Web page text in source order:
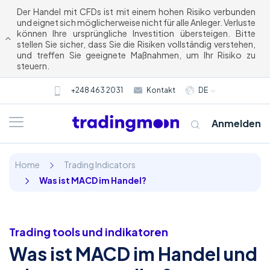
Der Handel mit CFDs ist mit einem hohen Risiko verbunden
und eignet sich möglicherweise nicht für alle Anleger. Verluste
können Ihre ursprüngliche Investition übersteigen. Bitte
stellen Sie sicher, dass Sie die Risiken vollständig verstehen,
und treffen Sie geeignete Maßnahmen, um Ihr Risiko zu
steuern.
+248 463 2031 Kontakt DE
Anmelden
Home
Trading Indicators
Was ist MACD im Handel?
Trading tools und indikatoren
Was ist MACD im Handel und